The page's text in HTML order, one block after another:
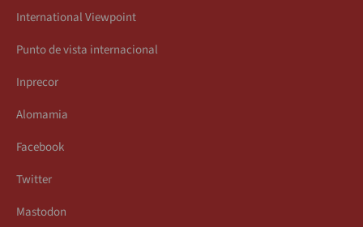
International Viewpoint
Punto de vista internacional
Inprecor
Alomamia
Facebook
Twitter
Mastodon